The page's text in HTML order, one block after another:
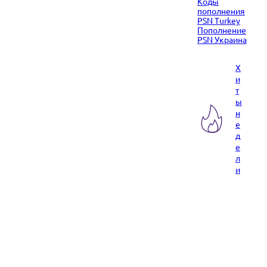
пополнения
PSN Turkey
Пополнение
PSN Украина
Х
и
т
ы
н
е
д
е
л
и